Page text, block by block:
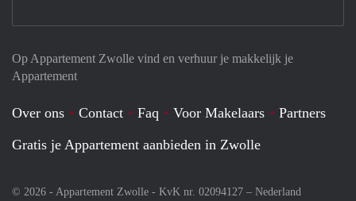
Op Appartement Zwolle vind en verhuur je makkelijk je
Appartement
Over ons Contact Faq Voor Makelaars
Partners
Gratis je Appartement aanbieden in Zwolle
© 2026 - Appartement Zwolle - KvK nr. 02094127 – Nederland